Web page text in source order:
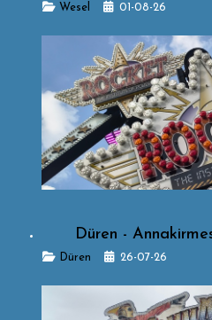
Details
Wesel 01-08-26
Düren -
Details
Düren 26-07-26